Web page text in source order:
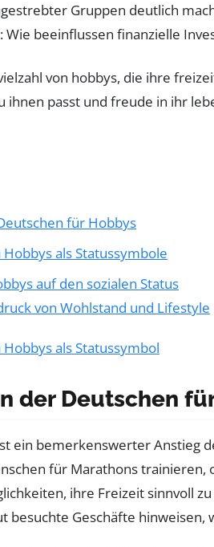
Gruppen deutlich
Wie beeinflussen finanzielle
für Hobbys
als Statussymbole
auf den sozialen Status
von Wohlstand und Lifestyle
als Statussymbol
der Deutschen
ein bemerkenswerter Anstieg
für Marathons trainieren,
ihre Freizeit sinnvoll
besuchte Geschäfte